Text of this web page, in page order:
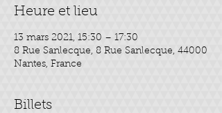
Heure et lieu
13 mars 2021, 15:30 – 17:30
8 Rue Sanlecque, 8 Rue Sanlecque, 44000
Nantes, France
Billets